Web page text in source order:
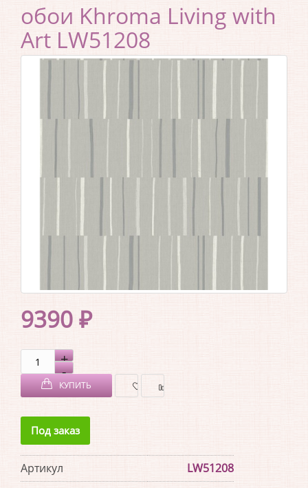
обои Khroma Living with
Art LW51208
9390 ₽
КУПИТЬ
Под заказ
Артикул
LW51208